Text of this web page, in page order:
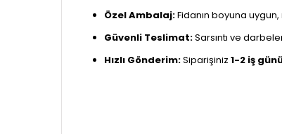
Özel Ambalaj:Fidanın boyuna
Güvenli Teslimat:Sarsıntı ve
Hızlı Gönderim:Siparişiniz 1-2 iş